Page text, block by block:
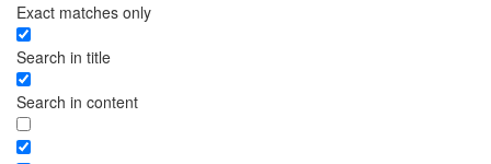
Exact matches only
Search in title
Search in content